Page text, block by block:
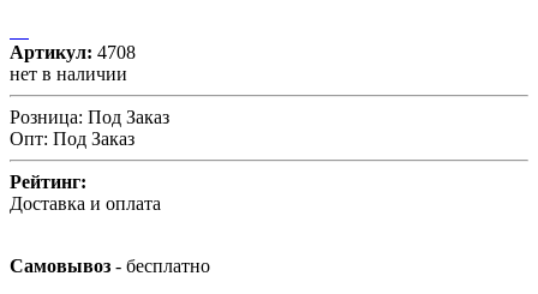
Артикул: 4708
нет в наличии
Розница: Под Заказ
Опт: Под Заказ
Рейтинг:
Доставка и оплата
Самовывоз - бесплатно